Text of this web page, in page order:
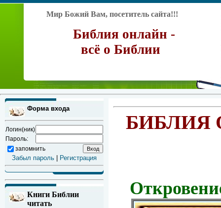
Мир Божий Вам, посетитель сайта!!!
Библия онлайн -
всё о Библии
Форма входа
Логин(ник)
Пароль:
запомнить
Забыл пароль Регистрация
Книги Библии
читать
БИБЛИЯ